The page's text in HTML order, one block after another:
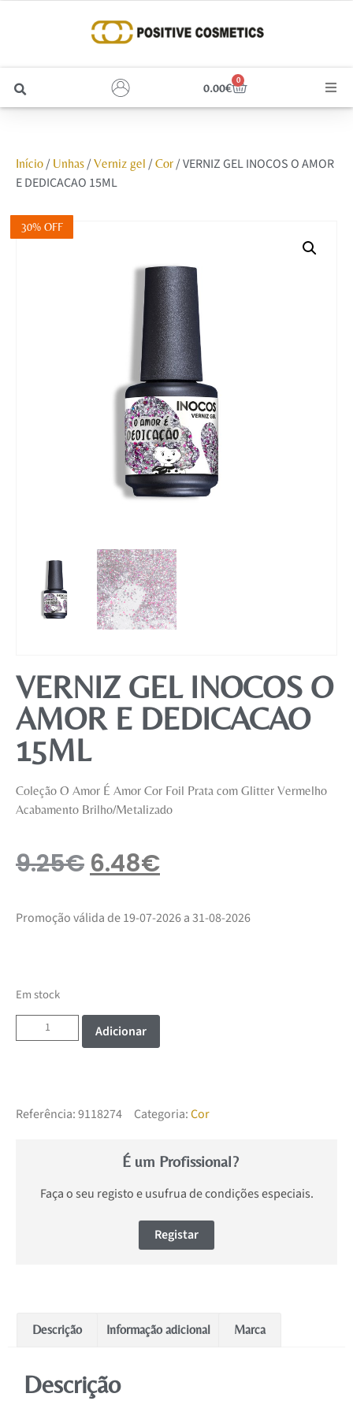
0.00€
0
Unhas
Início/ Unhas/ Verniz gel / Cor/ VERNIZ GEL INOCOS O AMOR
E DEDICACAO 15ML
30% OFF
VERNIZ GEL INOCOS O
AMOR E DEDICACAO
15ML
Coleção O Amor É Amor Cor Foil Prata com Glitter Vermelho
Acabamento Brilho/Metalizado
9.25€ 6.48€
Promoção válida de 19-07-2026 a 31-08-2026
Em stock
Adicionar
Referência:9118274 Categoria:Cor
É um Profissional?
Faça o seu registo e usufrua de condições especiais.
Registar
Descrição Informação adicional Marca
Descrição